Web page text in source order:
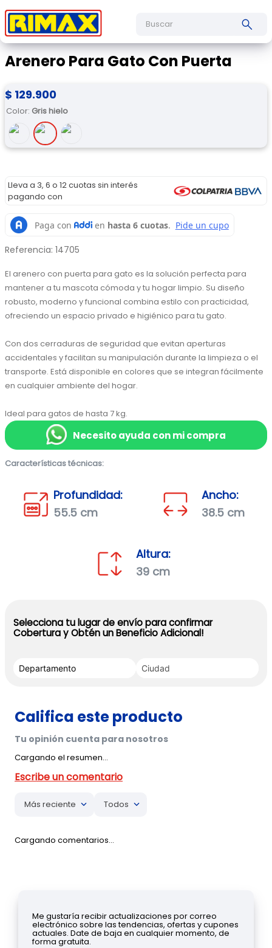
Arenero Para Gato Con Puerta
$ 129.900
Color: Gris hielo
Lleva a 3, 6 o 12 cuotas sin interés
pagando con
Referencia: 14705
El arenero con puerta para gato es la solución perfecta para
mantener a tu mascota cómoda y tu hogar limpio. Su diseño
robusto, moderno y funcional combina estilo con practicidad,
ofreciendo un espacio privado e higiénico para tu gato.
Con dos cerraduras de seguridad que evitan aperturas
accidentales y facilitan su manipulación durante la limpieza o el
transporte. Está disponible en colores que se integran fácilmente
en cualquier ambiente del hogar.
Ideal para gatos de hasta 7 kg.
Necesito ayuda con mi compra
Características técnicas:
Profundidad:
55.5 cm
Ancho:
38.5 cm
Altura:
39 cm
Selecciona tu lugar de envío para confirmar
Cobertura y Obtén un Beneficio Adicional!
Cargando el resumen…
Más reciente Todos
Cargando comentarios…
Me gustaría recibir actualizaciones por correo
electrónico sobre las tendencias, ofertas y cupones
actuales. Date de baja en cualquier momento, de
forma gratuita.